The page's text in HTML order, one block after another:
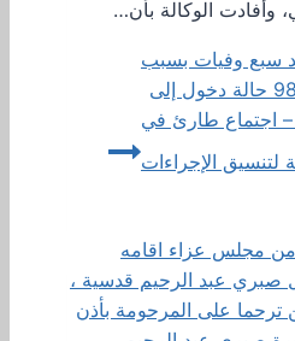
وأفادت الوكالة بأن…
سبع وفيات بسبب
الإنفلونزا، و98 حالة دخول إلى
اجتماع طارئ في
لتنسيق الإجراءات